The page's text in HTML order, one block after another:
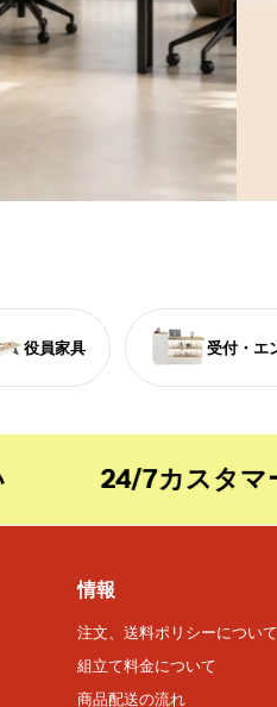
く開放的に演出。
。
役員家具 受付・エ
24/7カスタマー
情報
注文、送料ポリシーについて
組立て料金について
商品配送の流れ